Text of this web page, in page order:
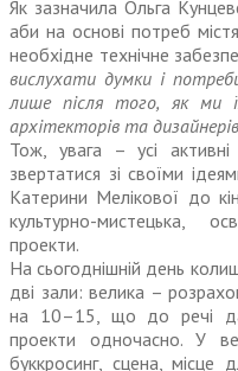
Як зазначила Ольга
аби на основі потреб
необхідне технічне
вислухати думки і
лише після того, як ми
архітекторів та
Тож, увага – усі
звертатися зі своїми
Катерини Мелікової до
культурно-мистецька,
проекти.
На сьогоднішній день
дві зали: велика –
на 10–15, що до речі
проекти одночасно. У
буккросинг, сцена, місце